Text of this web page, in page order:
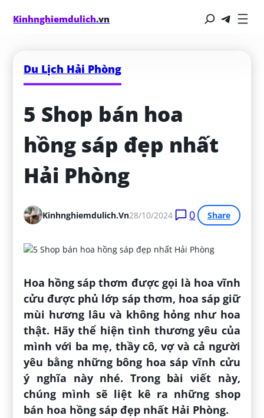
Kinhnghiemdulich.vn
Du Lịch Hải Phòng
5 Shop bán hoa
hồng sáp đẹp nhất
Hải Phòng
Kinhnghiemdulich.vn28/10/2024 0 Share
Hoa hồng sáp thơm được gọi là hoa vĩnh
cửu được phủ lớp sáp thơm, hoa sáp giữ
mùi hương lâu và không hỏng như hoa
thật. Hãy thể hiện tình thương yêu của
mình với ba mẹ, thầy cô, vợ và cả người
yêu bằng những bông hoa sáp vĩnh cửu
ý nghĩa này nhé. Trong bài viết này,
chúng mình sẽ liệt kê ra những shop
bán hoa hồng sáp đẹp nhất Hải Phòng.